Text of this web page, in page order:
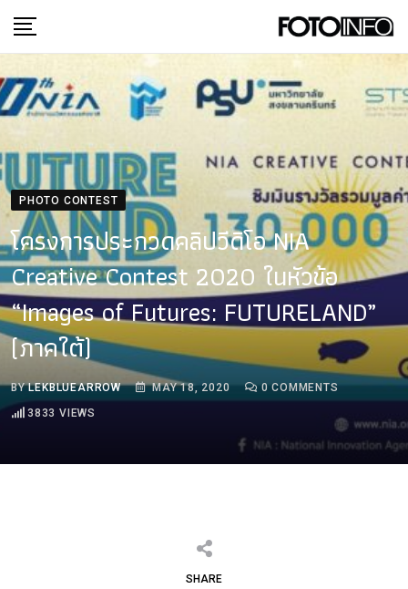
to
PHOTO CONTEST
โครงการประกวดคลิปวีดิโอ NIA
Creative Contest 2020 ในหัวข้อ
“Images of Futures: FUTURELAND”
(ภาคใต้)
BYLEKBLUEARROW MAY 18, 2020 0 COMMENTS
3833 VIEWS
SHARE